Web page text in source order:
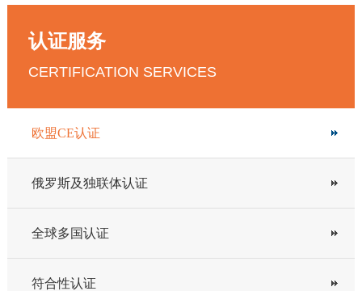
认证服务
CERTIFICATION SERVICES
欧盟CE认证
俄罗斯及独联体认证
全球多国认证
符合性认证